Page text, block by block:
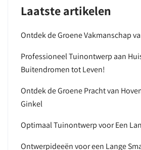
Laatste artikelen
Ontdek de Groene Vakmanschap
Professioneel Tuinontwerp aan
Buitendromen tot Leven!
Ontdek de Groene Pracht van
Ginkel
Optimaal Tuinontwerp voor Een
Ontwerpideeën voor een Lange